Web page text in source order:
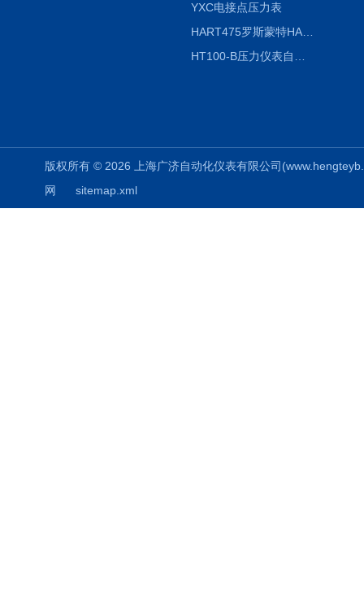
YXC电接点压力表
HART475罗斯蒙特HART475手操器
版权所有 © 2026 上海广济自动化仪表有限公司
网
sitemap.xml